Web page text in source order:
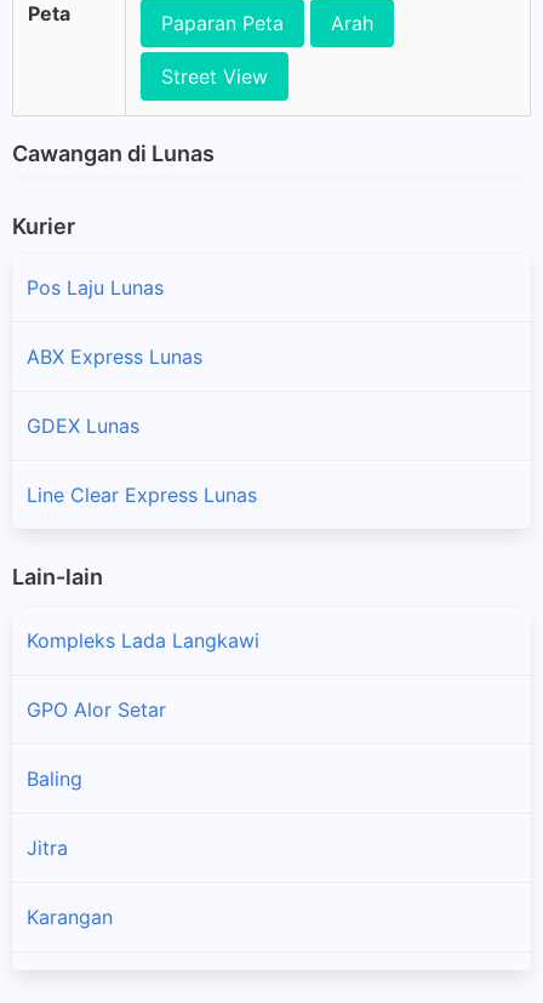
Peta Paparan Peta Arah
Street View
Cawangan di Lunas
Kurier
Pos Laju Lunas
ABX Express Lunas
GDEX Lunas
Line Clear Express Lunas
Lain-lain
Kompleks Lada Langkawi
GPO Alor Setar
Baling
Jitra
Karangan